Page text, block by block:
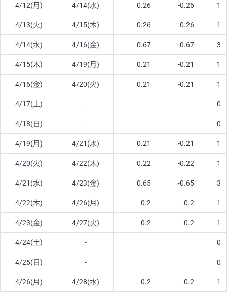
4/12(月) 4/14(水) 0.26 -0.26 1
4/13(火) 4/15(木) 0.26 -0.26 1
4/14(水) 4/16(金) 0.67 -0.67 3
4/15(木) 4/19(月) 0.21 -0.21 1
4/16(金) 4/20(火) 0.21 -0.21 1
4/17(土) - 0
4/18(日) - 0
4/19(月) 4/21(水) 0.21 -0.21 1
4/20(火) 4/22(木) 0.22 -0.22 1
4/21(水) 4/23(金) 0.65 -0.65 3
4/22(木) 4/26(月) 0.2 -0.2 1
4/23(金) 4/27(火) 0.2 -0.2 1
4/24(土) - 0
4/25(日) - 0
4/26(月) 4/28(水) 0.2 -0.2 1